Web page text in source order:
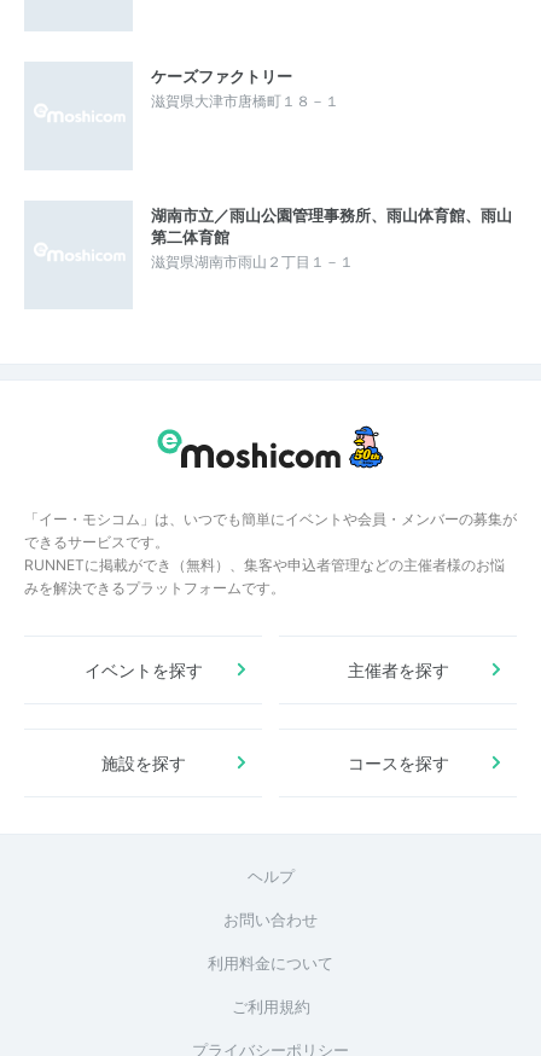
ケーズファクトリー
滋賀県大津市唐橋町１８－１
湖南市立／雨山公園管理事務所、雨山体育館、雨山
第二体育館
滋賀県湖南市雨山２丁目１－１
「イー・モシコム」は、いつでも簡単にイベントや会員・メンバーの募集が
できるサービスです。
RUNNETに掲載ができ（無料）、集客や申込者管理などの主催者様のお悩
みを解決できるプラットフォームです。
イベントを探す 主催者を探す
施設を探す コースを探す
ヘルプ
お問い合わせ
利用料金について
ご利用規約
プライバシーポリシー